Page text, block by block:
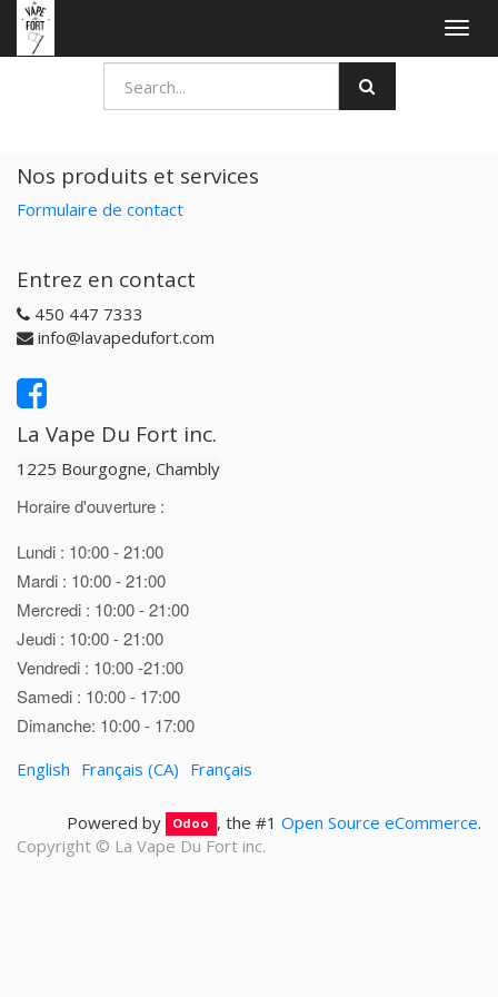
Nos produits et services
Formulaire de contact
Entrez en contact
450 447 7333
info@lavapedufort.com
La Vape Du Fort inc.
1225 Bourgogne, Chambly
Horaire d'ouverture :
Lundi : 10:00 - 21:00
Mardi : 10:00 - 21:00
Mercredi : 10:00 - 21:00
Jeudi : 10:00 - 21:00
Vendredi : 10:00 -21:00
Samedi : 10:00 - 17:00
Dimanche: 10:00 - 17:00
English Français (CA) Français
Powered by Odoo , the #1 Open Source eCommerce.
Copyright © La Vape Du Fort inc.